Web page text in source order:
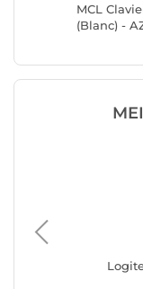
MCL
(Blanc) -